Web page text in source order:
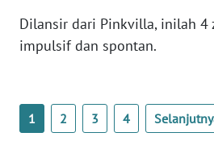
Dilansir dari Pinkvilla, inilah 4
impulsif dan spontan.
1 2 3 4
KEPRI